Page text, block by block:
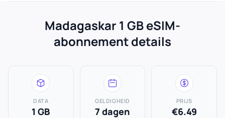
Madagaskar 1 GB eSIM-
abonnement details
DATA
1 GB
GELDIGHEID
7 dagen
PRIJS
€6.49